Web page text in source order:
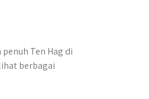
Ten Hag di
berbagai